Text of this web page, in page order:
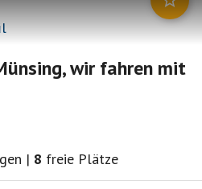
wir fahren mit
| 8 freie Plätze